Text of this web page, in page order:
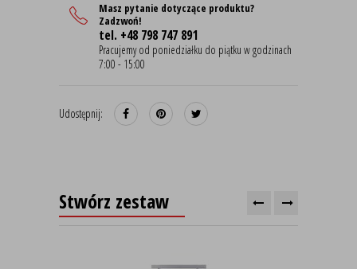
Masz pytanie dotyczące produktu?
Zadzwoń!
tel. +48 798 747 891
Pracujemy od poniedziałku do piątku w godzinach
7:00 - 15:00
Udostępnij:
Stwórz zestaw